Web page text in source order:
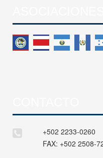
+502 2233-0260
FAX: +502 2508-